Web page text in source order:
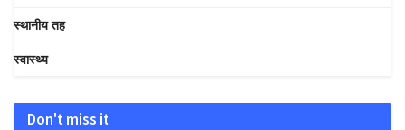
स्थानीय तह
स्वास्थ्य
Don't miss it